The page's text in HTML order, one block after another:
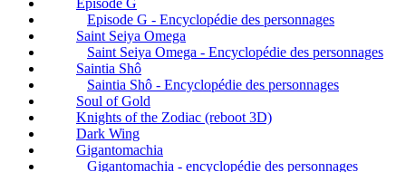
Episode G
Episode G - Encyclopédie des personnages
Saint Seiya Omega
Saint Seiya Omega - Encyclopédie des personnages
Saintia Shô
Saintia Shô - Encyclopédie des personnages
Soul of Gold
Knights of the Zodiac (reboot 3D)
Dark Wing
Gigantomachia
Gigantomachia - encyclopédie des personnages